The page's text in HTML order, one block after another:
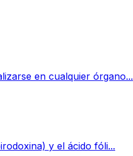
en cualquier órgano...
y el ácido fóli...